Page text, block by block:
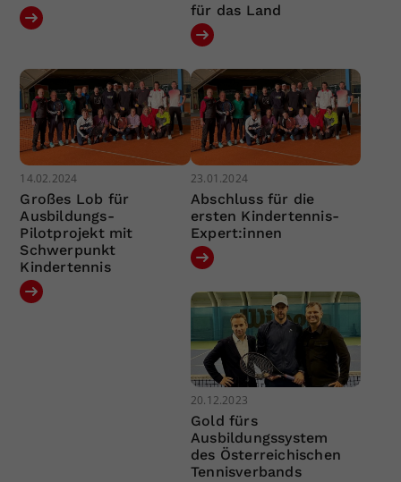
für das Land
14.02.2024
Großes Lob für
Ausbildungs-
Pilotprojekt mit
Schwerpunkt
Kindertennis
23.01.2024
Abschluss für die
ersten Kindertennis-
Expert:innen
20.12.2023
Gold fürs
Ausbildungssystem
des Österreichischen
Tennisverbands